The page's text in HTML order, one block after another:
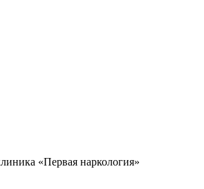
«Первая наркология»